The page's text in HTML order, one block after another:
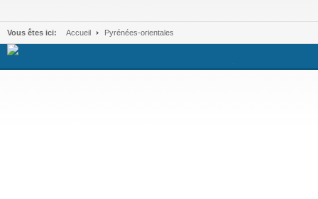
Vous êtes ici: Accueil Pyrénées-orientales